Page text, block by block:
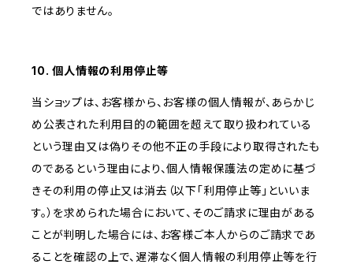
ではありません。
10. 個人情報の利用停止等
当ショップは、お客様から、お客様の個人情報が、あらかじ
め公表された利用目的の範囲を超えて取り扱われている
という理由又は偽りその他不正の手段により取得されたも
のであるという理由により、個人情報保護法の定めに基づ
きその利用の停止又は消去（以下「利用停止等」といいま
す。）を求められた場合において、そのご請求に理由がある
ことが判明した場合には、お客様ご本人からのご請求であ
ることを確認の上で、遅滞なく個人情報の利用停止等を行